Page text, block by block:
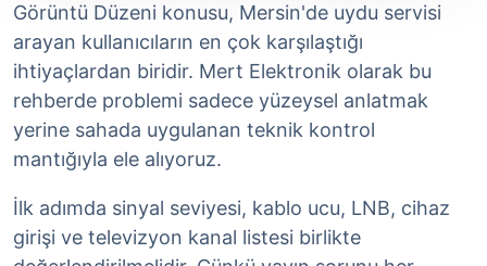
Görüntü Düzeni konusu, Mersin'de uydu servisi
arayan kullanıcıların en çok karşılaştığı
ihtiyaçlardan biridir. Mert Elektronik olarak bu
rehberde problemi sadece yüzeysel anlatmak
yerine sahada uygulanan teknik kontrol
mantığıyla ele alıyoruz.
İlk adımda sinyal seviyesi, kablo ucu, LNB, cihaz
girişi ve televizyon kanal listesi birlikte